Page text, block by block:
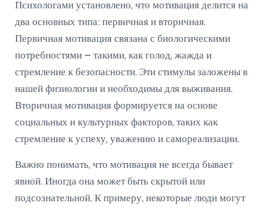
Психологами установлено, что мотивация делится на
два основных типа: первичная и вторичная.
Первичная мотивация связана с биологическими
потребностями – такими, как голод, жажда и
стремление к безопасности. Эти стимулы заложены в
нашей физиологии и необходимы для выживания.
Вторичная мотивация формируется на основе
социальных и культурных факторов, таких как
стремление к успеху, уважению и самореализации.
Важно понимать, что мотивация не всегда бывает
явной. Иногда она может быть скрытой или
подсознательной. К примеру, некоторые люди могут